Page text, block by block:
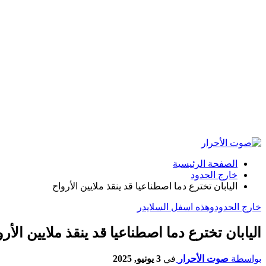
الصفحة الرئيسية
خارج الحدود
اليابان تخترع دما اصطناعيا قد ينقذ ملايين الأرواح
خارج الحدودوهذه اسفل السلايدر
اليابان تخترع دما اصطناعيا قد ينقذ ملايين
بواسطة صوت الأحرار في 3 يونيو, 2025